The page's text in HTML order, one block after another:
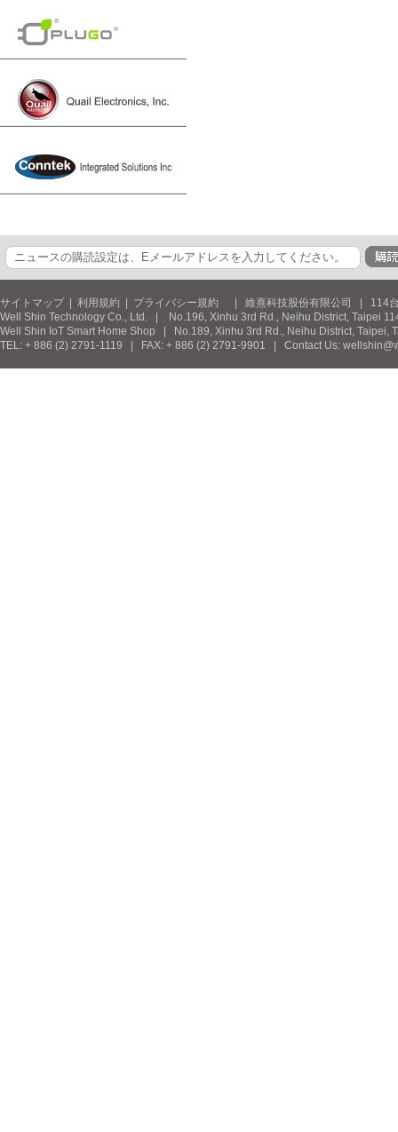
サイトマップ 利用規約 プライバシー規約 | 維熹科技股份有限公司 | 114台
Well Shin Technology Co., Ltd. | No.196, Xinhu 3rd Rd., Neihu District, Taipei
Well Shin IoT Smart Home Shop | No.189, Xinhu 3rd Rd., Neihu District, Taipei,
TEL: + 886 (2) 2791-1119 | FAX: + 886 (2) 2791-9901 | Contact Us: